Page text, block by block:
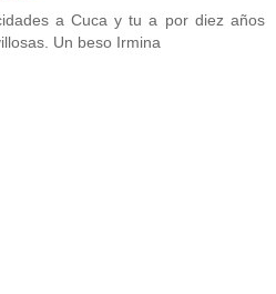
a Cuca y tu a por diez años
Un beso Irmina